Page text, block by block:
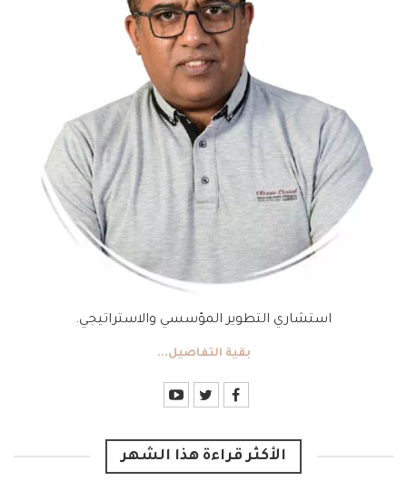
استشاري التطوير المؤسسي والاستراتيجي.
بقية التفاصيل...
الأكثر قراءة هذا الشهر